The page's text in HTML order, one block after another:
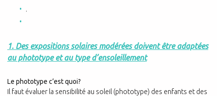
.
1. Des expositions solaires modérées doivent être adaptées
au phototype et au type d’ensoleillement
Le phototype c’est quoi?
Il faut évaluer la sensibilité au soleil (phototype) des enfants et des